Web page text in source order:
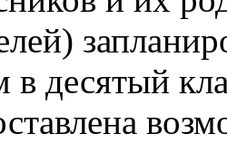
в десятый